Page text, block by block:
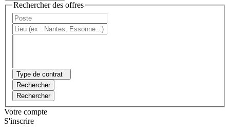
Rechercher des offres
Type de contrat
Rechercher
Rechercher
Votre compte
S'inscrire